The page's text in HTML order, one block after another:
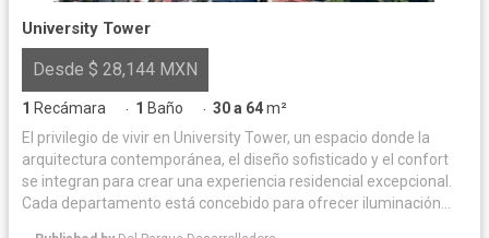
University Tower
Desde $ 28,144 MXN
1 Recámara · 1 Baño · 30 a 64m²
El privilegio de vivir en University Tower, un espacio donde la
arquitectura contemporánea, el diseño sofisticado y el confort
se integran para crear una experiencia residencial excepcional.
Cada departamento está concebido para ofrecer iluminación